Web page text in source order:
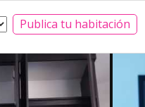
Publica tu habitación